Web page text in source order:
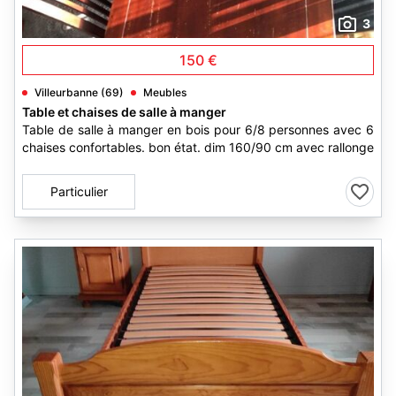
3
150 €
Villeurbanne (69) Meubles
Table et chaises de salle à manger
Table de salle à manger en bois pour 6/8 personnes avec 6
chaises confortables. bon état. dim 160/90 cm avec rallonge
Particulier